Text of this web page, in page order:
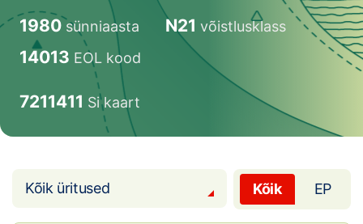
Orienteerujale
Eesti Orienteerumine 100!
Toetamine
1980sünniaasta N21 võistlusklass
14013 EOL kood
7211411 Si kaart
Kõik üritused Kõik EP